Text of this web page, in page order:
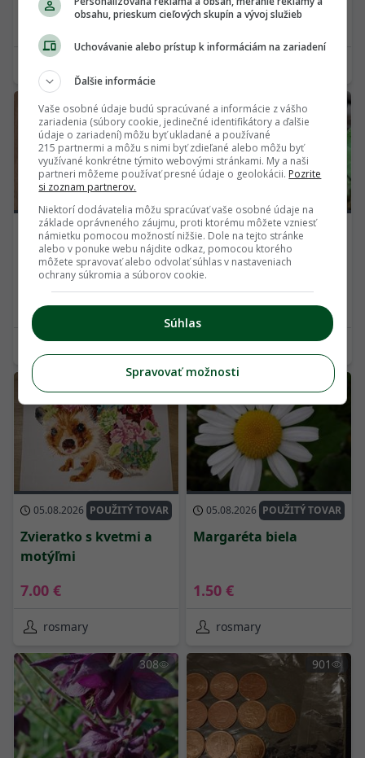
1247
05.08.2026 POUŽITÝ TOVAR
Obrázok s motívom
dievčaťa
7.00 €
rosmary
05.08.2026 POUŽITÝ TOVAR
ďatelina purpurová -
Trifolium incarnatum
1.00 €
rosmary
1048
05.08.2026 POUŽITÝ TOVAR
Zvieratko s kvetmi a
motýľmi
7.00 €
rosmary
854
05.08.2026 POUŽITÝ TOVAR
Margaréta biela
1.50 €
rosmary
308 901
obsahu, prieskum cieľových skupín a vývoj služieb
Uchovávanie alebo prístup k informáciám na zariadení
Ďalšie informácie
Vaše osobné údaje budú spracúvané a informácie z vášho
zariadenia (súbory cookie, jedinečné identifikátory a ďalšie
údaje o zariadení) môžu byť ukladané a používané
215 partnermi a môžu s nimi byť zdieľané alebo môžu byť
využívané konkrétne týmito webovými stránkami. My a naši
partneri môžeme používať presné údaje o geolokácii. Pozrite
si zoznam partnerov.
Niektorí dodávatelia môžu spracúvať vaše osobné údaje na
základe oprávneného záujmu, proti ktorému môžete vzniesť
námietku pomocou možností nižšie. Dole na tejto stránke
alebo v ponuke webu nájdite odkaz, pomocou ktorého
môžete spravovať alebo odvolať súhlas v nastaveniach
ochrany súkromia a súborov cookie.
Súhlas
Spravovať možnosti